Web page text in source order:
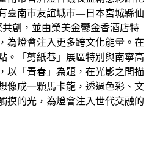
臺南市友誼城市—日本宮城縣仙
創，並由榮美金鬱金香酒店特
為燈會注入更多跨文化能量。在
。「剪紙巷」展區特別與南寧高
以「青春」為題，在光影之間描
像成一顆馬卡龍，透過色彩、文
摸的光，為燈會注入世代交融的